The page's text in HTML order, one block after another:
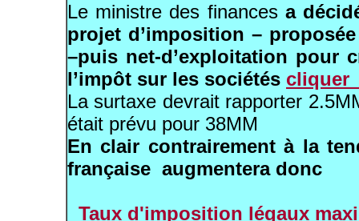
Le ministre des finances a
projet d’imposition –
–puis net-d’exploitation pour
l’impôt sur les sociétés
La surtaxe devrait rapporter
était prévu pour 38MM
En clair contrairement à la
française augmentera donc
Taux d'imposition légaux